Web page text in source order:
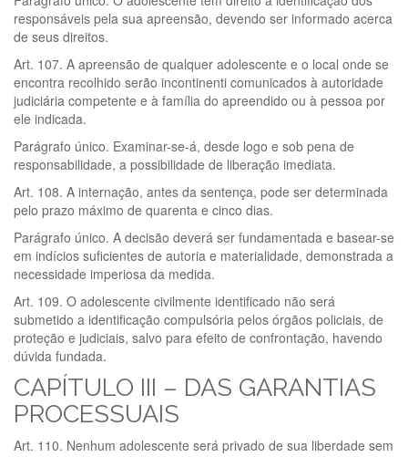
responsáveis pela sua apreensão, devendo ser informado acerca
de seus direitos.
Art. 107. A apreensão de qualquer adolescente e o local onde se
encontra recolhido serão incontinenti comunicados à autoridade
judiciária competente e à família do apreendido ou à pessoa por
ele indicada.
Parágrafo único. Examinar-se-á, desde logo e sob pena de
responsabilidade, a possibilidade de liberação imediata.
Art. 108. A internação, antes da sentença, pode ser determinada
pelo prazo máximo de quarenta e cinco dias.
Parágrafo único. A decisão deverá ser fundamentada e basear-se
em indícios suficientes de autoria e materialidade, demonstrada a
necessidade imperiosa da medida.
Art. 109. O adolescente civilmente identificado não será
submetido a identificação compulsória pelos órgãos policiais, de
proteção e judiciais, salvo para efeito de confrontação, havendo
dúvida fundada.
CAPÍTULO III – DAS GARANTIAS
PROCESSUAIS
Art. 110. Nenhum adolescente será privado de sua liberdade sem